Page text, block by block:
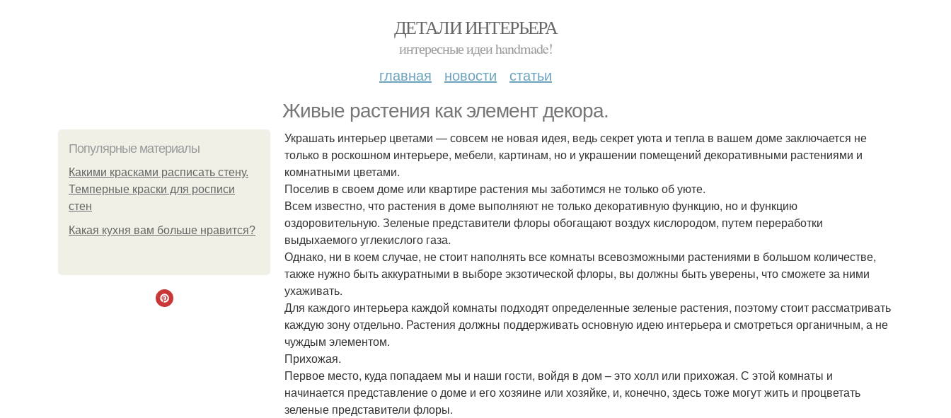
ДЕТАЛИ ИНТЕРЬЕРА
интересные идеи handmade!
главная новости статьи
Живые растения как элемент декора.
Популярные материалы
Какими красками расписать стену.
Темперные краски для росписи
стен
Какая кухня вам больше нравится?
Украшать интерьер цветами — совсем не новая идея, ведь секрет уюта и тепла в вашем доме заключается не
только в роскошном интерьере, мебели, картинам, но и украшении помещений декоративными растениями и
комнатными цветами.
Поселив в своем доме или квартире растения мы заботимся не только об уюте.
Всем известно, что растения в доме выполняют не только декоративную функцию, но и функцию
оздоровительную. Зеленые представители флоры обогащают воздух кислородом, путем переработки
выдыхаемого углекислого газа.
Однако, ни в коем случае, не стоит наполнять все комнаты всевозможными растениями в большом количестве,
также нужно быть аккуратными в выборе экзотической флоры, вы должны быть уверены, что сможете за ними
ухаживать.
Для каждого интерьера каждой комнаты подходят определенные зеленые растения, поэтому стоит рассматривать
каждую зону отдельно. Растения должны поддерживать основную идею интерьера и смотреться органичным, а не
чуждым элементом.
Прихожая.
Первое место, куда попадаем мы и наши гости, войдя в дом – это холл или прихожая. С этой комнаты и
начинается представление о доме и его хозяине или хозяйке, и, конечно, здесь тоже могут жить и процветать
зеленые представители флоры.